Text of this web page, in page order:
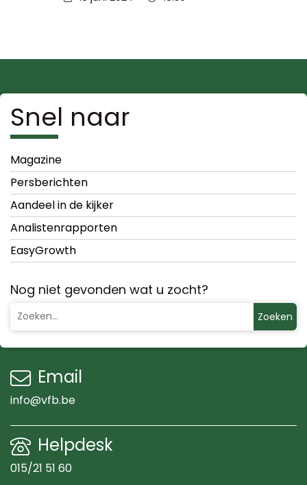
Snel naar
Magazine
Persberichten
Aandeel in de kijker
Analistenrapporten
EasyGrowth
Nog niet gevonden wat u zocht?
Zoeken
Email
info@vfb.be
Helpdesk
015/21 51 60